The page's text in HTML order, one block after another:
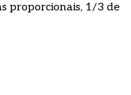
proporcionais, 1/3 de